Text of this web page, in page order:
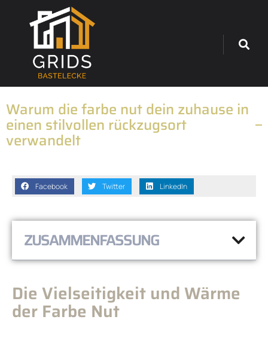
Warum die farbe nut dein zuhause in
einen stilvollen rückzugsort
verwandelt
Facebook Twitter LinkedIn
ZUSAMMENFASSUNG
Die Vielseitigkeit und Wärme
der Farbe Nut